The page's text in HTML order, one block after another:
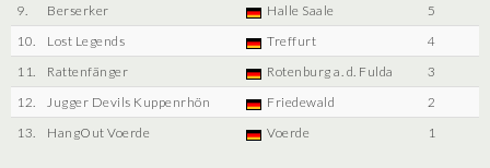
9.
Berserker Halle Saale
5
10.
Lost Legends Treffurt
4
11.
Rattenfänger Rotenburg a. d. Fulda
3
12.
Jugger Devils Kuppenrhön Friedewald
2
13.
HangOut Voerde Voerde 1